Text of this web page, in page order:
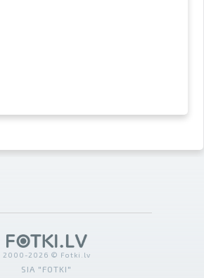
2000-2026 © Fotki.lv
SIA "FOTKI"